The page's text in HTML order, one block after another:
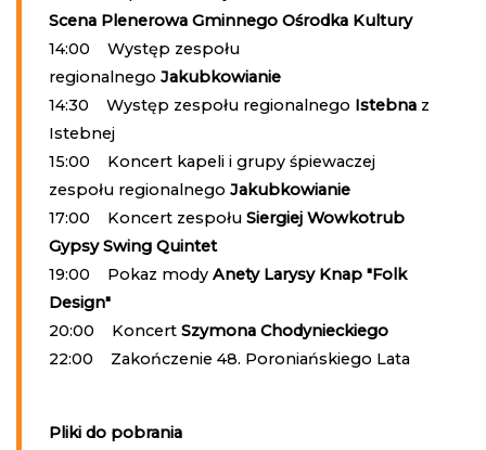
Scena Plenerowa Gminnego Ośrodka Kultury
14:00 Występ zespołu
regionalnego Jakubkowianie
14:30 Występ zespołu regionalnego Istebnaz
Istebnej
15:00 Koncert kapeli i grupy śpiewaczej
zespołu regionalnego Jakubkowianie
17:00 Koncert zespołu Siergiej Wowkotrub
Gypsy Swing Quintet
19:00 Pokaz mody Anety Larysy Knap "Folk
Design"
20:00 Koncert Szymona Chodynieckiego
22:00 Zakończenie 48. Poroniańskiego Lata
Pliki do pobrania